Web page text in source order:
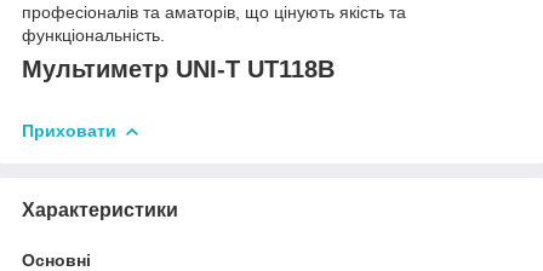
професіоналів та аматорів, що цінують якість та
функціональність.
Мультиметр UNI-T UT118B
Приховати
Характеристики
Основні